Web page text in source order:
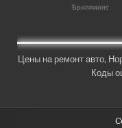
Бриллианс
Цены на ремонт авто,
Коды